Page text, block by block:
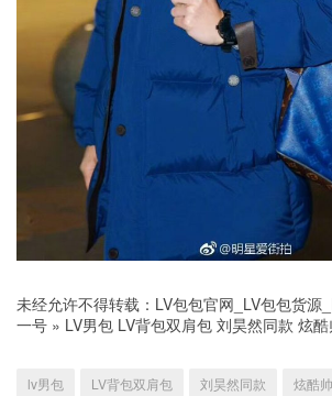
未经允许不得转载： LV包包官网_LV包包货源
一号 » LV男包 LV背包双肩包 刘昊然同款 炫
lv男包 LV背包双肩包 刘昊然同款 炫酷